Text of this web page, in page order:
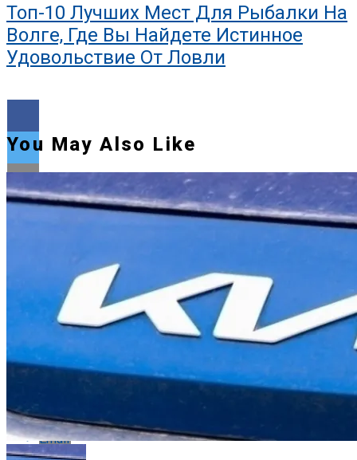
Топ-10 Лучших Мест Для Рыбалки На
Волге, Где Вы Найдете Истинное
Удовольствие От Ловли
Flipboard
Pinterest
Whatsapp
Email
You May Also Like